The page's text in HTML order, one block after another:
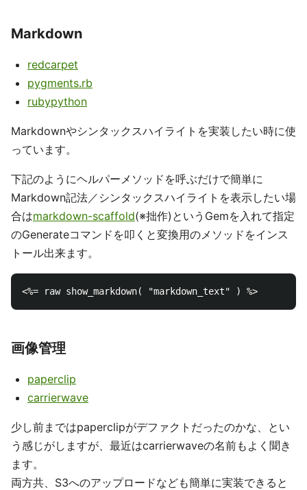
Markdown
redcarpet
pygments.rb
rubypython
Markdownやシンタックスハイライトを実装したい時に使
っています。
下記のようにヘルパーメソッドを呼ぶだけで簡単に
Markdown記法／シンタックスハイライトを表示したい場
合はmarkdown-scaffold(※拙作)というGemを入れて指定
のGenerateコマンドを叩くと変換用のメソッドをインス
トール出来ます。
画像管理
paperclip
carrierwave
少し前まではpaperclipがデファクトだったのかな、とい
う感じがしますが、最近はcarrierwaveの名前もよく聞き
ます。
両方共、S3へのアップロードなども簡単に実装できると